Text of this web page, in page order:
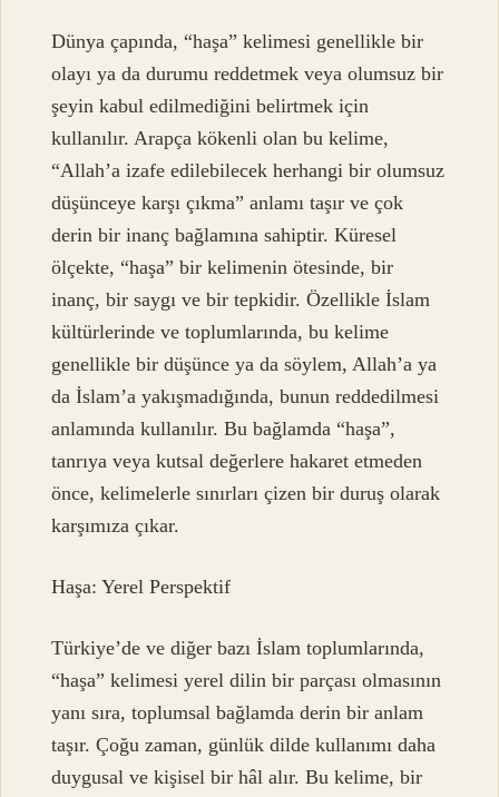
Dünya çapında, “haşa” kelimesi genellikle bir
olayı ya da durumu reddetmek veya olumsuz bir
şeyin kabul edilmediğini belirtmek için
kullanılır. Arapça kökenli olan bu kelime,
“Allah’a izafe edilebilecek herhangi bir olumsuz
düşünceye karşı çıkma” anlamı taşır ve çok
derin bir inanç bağlamına sahiptir. Küresel
ölçekte, “haşa” bir kelimenin ötesinde, bir
inanç, bir saygı ve bir tepkidir. Özellikle İslam
kültürlerinde ve toplumlarında, bu kelime
genellikle bir düşünce ya da söylem, Allah’a ya
da İslam’a yakışmadığında, bunun reddedilmesi
anlamında kullanılır. Bu bağlamda “haşa”,
tanrıya veya kutsal değerlere hakaret etmeden
önce, kelimelerle sınırları çizen bir duruş olarak
karşımıza çıkar.
Haşa: Yerel Perspektif
Türkiye’de ve diğer bazı İslam toplumlarında,
“haşa” kelimesi yerel dilin bir parçası olmasının
yanı sıra, toplumsal bağlamda derin bir anlam
taşır. Çoğu zaman, günlük dilde kullanımı daha
duygusal ve kişisel bir hâl alır. Bu kelime, bir